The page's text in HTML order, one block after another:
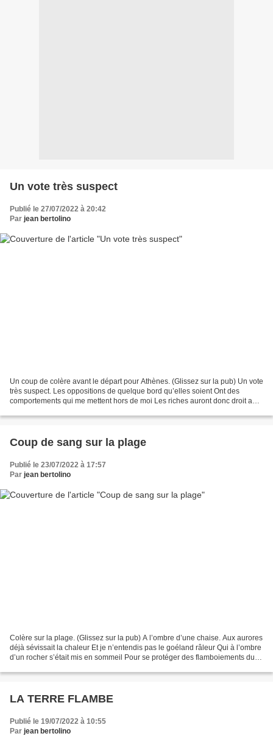
Un vote très suspect
Publié le 27/07/2022 à 20:42
Par jean bertolino
Un coup de colère avant le départ pour Athènes. (Glissez sur la pub) Un vote
très suspect. Les oppositions de quelque bord qu’elles soient Ont des
comportements qui me mettent hors de moi Les riches auront donc droit aux
Coup de sang sur la plage
Publié le 23/07/2022 à 17:57
Par jean bertolino
Colère sur la plage. (Glissez sur la pub) A l’ombre d’une chaise. Aux aurores
déjà sévissait la chaleur Et je n’entendis pas le goéland râleur Qui à l’ombre
d’un rocher s’était mis en sommeil Pour se protéger des flamboiements du
LA TERRE FLAMBE
Publié le 19/07/2022 à 10:55
Par jean bertolino